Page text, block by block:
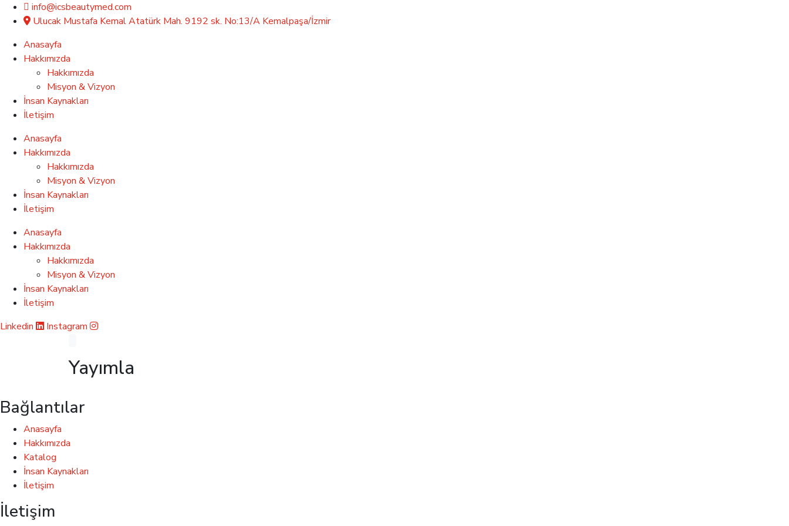
info@icsbeautymed.com
Ulucak Mustafa Kemal Atatürk Mah. 9192 sk. No:13/A Kemalpaşa/İzmir
Anasayfa
Hakkımızda
Hakkımızda
Misyon & Vizyon
İnsan Kaynakları
İletişim
Anasayfa
Hakkımızda
Hakkımızda
Misyon & Vizyon
İnsan Kaynakları
İletişim
Anasayfa
Hakkımızda
Hakkımızda
Misyon & Vizyon
İnsan Kaynakları
İletişim
Linkedin
Instagram
Yayımla
Bağlantılar
Anasayfa
Hakkımızda
Katalog
İnsan Kaynakları
İletişim
İletişim